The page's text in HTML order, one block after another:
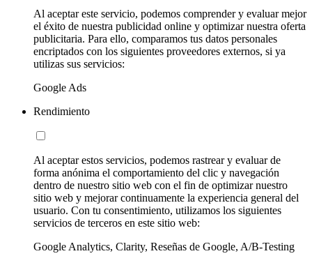
Al aceptar este servicio, podemos comprender y evaluar mejor
el éxito de nuestra publicidad online y optimizar nuestra oferta
publicitaria. Para ello, comparamos tus datos personales
encriptados con los siguientes proveedores externos, si ya
utilizas sus servicios:
Google Ads
Rendimiento
Al aceptar estos servicios, podemos rastrear y evaluar de
forma anónima el comportamiento del clic y navegación
dentro de nuestro sitio web con el fin de optimizar nuestro
sitio web y mejorar continuamente la experiencia general del
usuario. Con tu consentimiento, utilizamos los siguientes
servicios de terceros en este sitio web:
Google Analytics, Clarity, Reseñas de Google, A/B-Testing